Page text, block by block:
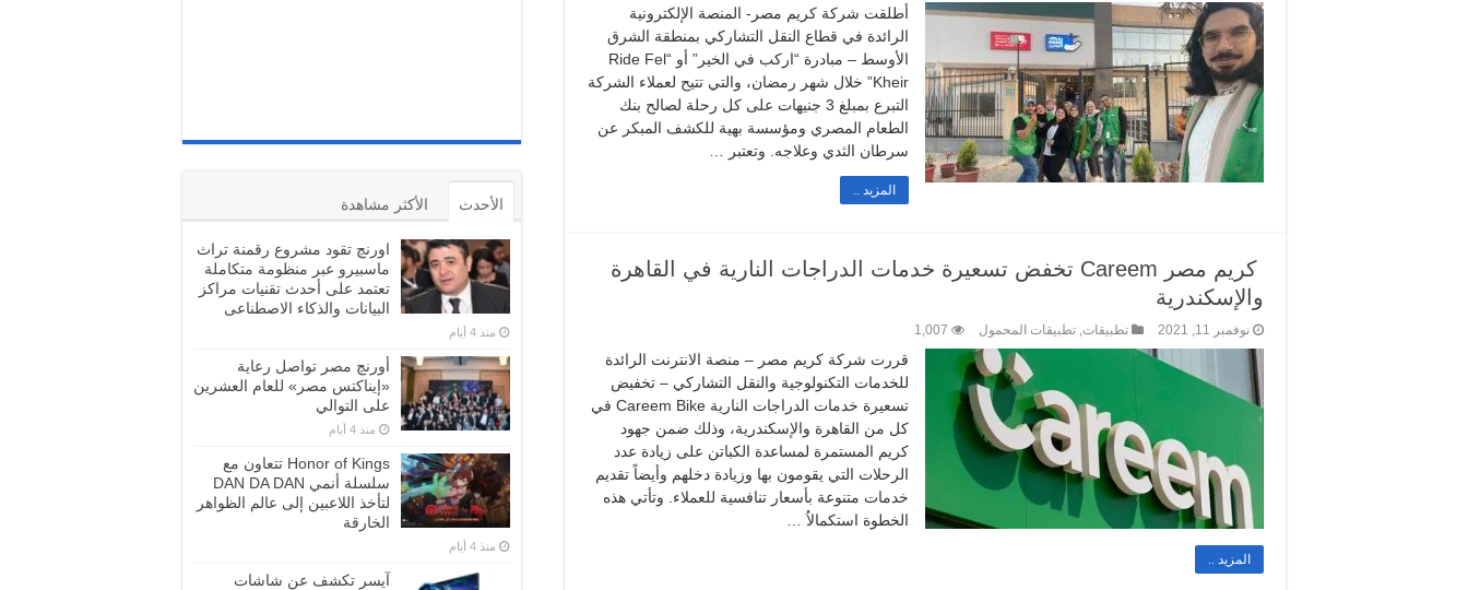
أطلقت شركة كريم مصر- المنصة الإلكترونية
الرائدة في قطاع النقل التشاركي بمنطقة الشرق
الأوسط – مبادرة “اركب في الخير” أو “Ride Fel
Kheir” خلال شهر رمضان، والتي تتيح لعملاء الشركة
التبرع بمبلغ 3 جنيهات على كل رحلة لصالح بنك
الطعام المصري ومؤسسة بهية للكشف المبكر عن
سرطان الثدي وعلاجه. وتعتبر …
المزيد ..
كريم مصر Careem تخفض تسعيرة خدمات الدراجات النارية في القاهرة
والإسكندرية
نوفمبر 11, 2021 تطبيقات, تطبيقات المحمول 1,007
قررت شركة كريم مصر – منصة الانترنت الرائدة
للخدمات التكنولوجية والنقل التشاركي – تخفيض
تسعيرة خدمات الدراجات النارية Careem Bike في
كل من القاهرة والإسكندرية، وذلك ضمن جهود
كريم المستمرة لمساعدة الكباتن على زيادة عدد
الرحلات التي يقومون بها وزيادة دخلهم وأيضاً تقديم
خدمات متنوعة بأسعار تنافسية للعملاء. وتأتي هذه
الخطوة استكمالاُ …
المزيد ..
الأحدث الأكثر مشاهدة
اورنچ تقود مشروع رقمنة تراث
ماسبيرو عبر منظومة متكاملة
تعتمد على أحدث تقنيات مراكز
البيانات والذكاء الاصطناعى
منذ 4 أيام
أورنچ مصر تواصل رعاية
«إيناكتس مصر» للعام العشرين
على التوالي
منذ 4 أيام
Honor of Kings تتعاون مع
سلسلة أنمي DAN DA DAN
لتأخذ اللاعبين إلى عالم الظواهر
الخارقة
منذ 4 أيام
آيسر تكشف عن شاشات